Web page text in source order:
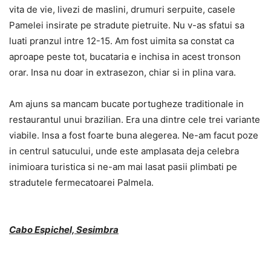
vita de vie, livezi de maslini, drumuri serpuite, casele
Pamelei insirate pe stradute pietruite. Nu v-as sfatui sa
luati pranzul intre 12-15. Am fost uimita sa constat ca
aproape peste tot, bucataria e inchisa in acest tronson
orar. Insa nu doar in extrasezon, chiar si in plina vara.
Am ajuns sa mancam bucate portugheze traditionale in
restaurantul unui brazilian. Era una dintre cele trei variante
viabile. Insa a fost foarte buna alegerea. Ne-am facut poze
in centrul satucului, unde este amplasata deja celebra
inimioara turistica si ne-am mai lasat pasii plimbati pe
stradutele fermecatoarei Palmela.
Cabo Espichel, Sesimbra